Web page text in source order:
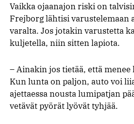
Vaikka ojaanajon riski on
Frejborg lähtisi varustelemaan
varalta. Jos jotakin varustetta
kuljetella, niin sitten lapiota.
– Ainakin jos tietää, että
Kun lunta on paljon, auto voi
ajettaessa nousta lumipatjan
vetävät pyörät lyövät tyhjää.